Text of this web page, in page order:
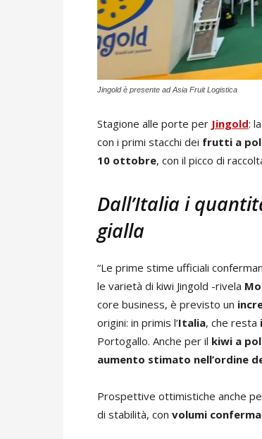
Jingold è presente ad Asia Fruit Logistica
Stagione alle porte per Jingold:
con i primi stacchi dei frutti a
10 ottobre, con il picco di
Dall’Italia i
gialla
“Le prime stime ufficiali
le varietà di kiwi Jingold -rivela
core business, è previsto un
origini: in primis l’Italia, che resta
Portogallo. Anche per il kiwi a
aumento stimato nell’ordine
Prospettive ottimistiche anche
di stabilità, con volumi